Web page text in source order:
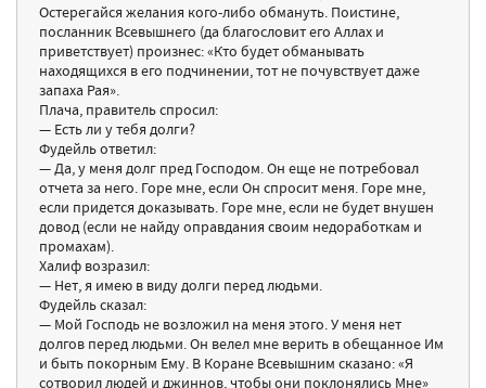
Остерегайся желания кого-либо обмануть. Поистине,
посланник Всевышнего (да благословит его Аллах и
приветствует) произнес: «Кто будет обманывать
находящихся в его подчинении, тот не почувствует даже
запаха Рая».
Плача, правитель спросил:
— Есть ли у тебя долги?
Фудейль ответил:
— Да, у меня долг пред Господом. Он еще не потребовал
отчета за него. Горе мне, если Он спросит меня. Горе мне,
если придется доказывать. Горе мне, если не будет внушен
довод (если не найду оправдания своим недоработкам и
промахам).
Халиф возразил:
— Нет, я имею в виду долги перед людьми.
Фудейль сказал:
— Мой Господь не возложил на меня этого. У меня нет
долгов перед людьми. Он велел мне верить в обещанное Им
и быть покорным Ему. В Коране Всевышним сказано: «Я
сотворил людей и джиннов, чтобы они поклонялись Мне»